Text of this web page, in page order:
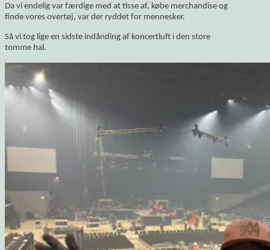
Da vi endelig var færdige med at tisse af, købe merchandise og
finde vores overtøj, var der ryddet for mennesker.
Så vi tog lige en sidste indånding af koncertluft i den store
tomme hal.